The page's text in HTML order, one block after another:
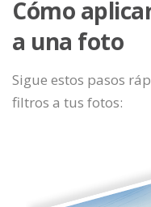
Cómo
a una foto
Sigue estos pasos
filtros a tus fotos: